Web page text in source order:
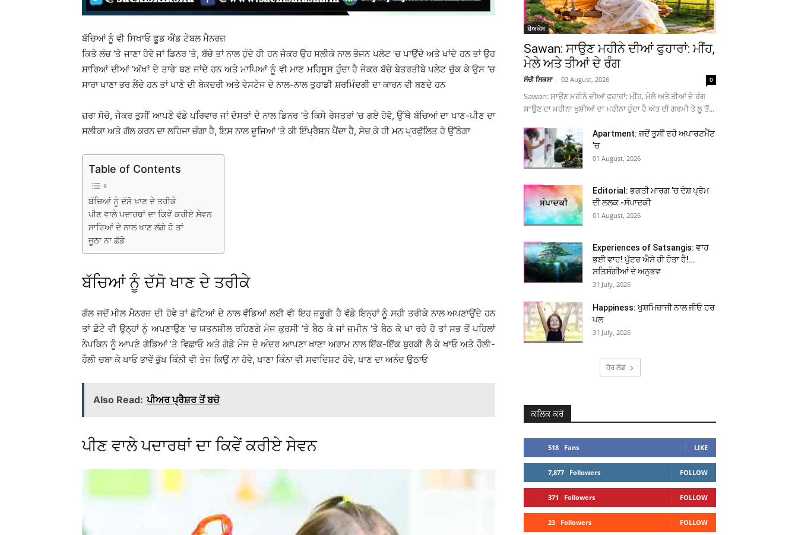
ਬੱਚਿਆਂ ਨੂੰ ਵੀ ਸਿਖਾਓ ਫੂਡ ਐਂਡ ਟੇਬਲ ਮੈਨਰਜ਼
ਕਿਤੇ ਲੰਚ ’ਤੇ ਜਾਣਾ ਹੋਵੇ ਜਾਂ ਡਿਨਰ ’ਤੇ, ਬੱਚੇ ਤਾਂ ਨਾਲ ਹੁੰਦੇ ਹੀ ਹਨ ਜੇਕਰ ਉਹ ਸਲੀਕੇ ਨਾਲ ਭੋਜਨ ਪਲੇਟ ’ਚ ਪਾਉਂਦੇ ਅਤੇ ਖਾਂਦੇ ਹਨ ਤਾਂ ਉਹ
ਸਾਰਿਆਂ ਦੀਆਂ ‘ਅੱਖਾਂ ਦੇ ਤਾਰੇ’ ਬਣ ਜਾਂਦੇ ਹਨ ਅਤੇ ਮਾਪਿਆਂ ਨੂੰ ਵੀ ਮਾਣ ਮਹਿਸੂਸ ਹੁੰਦਾ ਹੈ ਜੇਕਰ ਬੱਚੇ ਬੇਤਰਤੀਬੇ ਪਲੇਟ ਚੁੱਕ ਕੇ ਉਸ ’ਚ
ਸਾਰਾ ਖਾਣਾ ਭਰ ਲੈਂਦੇ ਹਨ ਤਾਂ ਖਾਣੇ ਦੀ ਬੇਕਦਰੀ ਅਤੇ ਵੇਸਟੇਜ ਦੇ ਨਾਲ-ਨਾਲ ਤੁਹਾਡੀ ਸ਼ਰਮਿੰਦਗੀ ਦਾ ਕਾਰਨ ਵੀ ਬਣਦੇ ਹਨ
ਜ਼ਰਾ ਸੋਚੋ, ਜੇਕਰ ਤੁਸੀਂ ਆਪਣੇ ਵੱਡੇ ਪਰਿਵਾਰ ਜਾਂ ਦੋਸਤਾਂ ਦੇ ਨਾਲ ਡਿਨਰ ’ਤੇ ਕਿਸੇ ਰੇਸਤਰਾਂ ’ਚ ਗਏ ਹੋਵੋ, ਉੱਥੇ ਬੱਚਿਆਂ ਦਾ ਖਾਣ-ਪੀਣ ਦਾ
ਸਲੀਕਾ ਅਤੇ ਗੱਲ ਕਰਨ ਦਾ ਲਹਿਜਾ ਚੰਗਾ ਹੈ, ਇਸ ਨਾਲ ਦੂਜਿਆਂ ’ਤੇ ਕੀ ਇੰਪ੍ਰੈਸ਼ਨ ਪੈਂਦਾ ਹੈ, ਸੋਚ ਕੇ ਹੀ ਮਨ ਪ੍ਰਫੁੱਲਿਤ ਹੋ ਉੱਠੇਗਾ
Table of Contents
ਬੱਚਿਆਂ ਨੂੰ ਦੱਸੋ ਖਾਣ ਦੇ ਤਰੀਕੇ
ਪੀਣ ਵਾਲੇ ਪਦਾਰਥਾਂ ਦਾ ਕਿਵੇਂ ਕਰੀਏ ਸੇਵਨ
ਸਾਰਿਆਂ ਦੇ ਨਾਲ ਖਾਣ ਲੱਗੇ ਹੋ ਤਾਂ
ਜੂਠਾ ਨਾ ਛੱਡੋ
ਬੱਚਿਆਂ ਨੂੰ ਦੱਸੋ ਖਾਣ ਦੇ ਤਰੀਕੇ
ਗੱਲ ਜਦੋਂ ਮੀਲ ਮੈਨਰਜ਼ ਦੀ ਹੋਵੇ ਤਾਂ ਛੋਟਿਆਂ ਦੇ ਨਾਲ ਵੱਡਿਆਂ ਲਈ ਵੀ ਇਹ ਜ਼ਰੂਰੀ ਹੈ ਵੱਡੇ ਇਨ੍ਹਾਂ ਨੂੰ ਸਹੀ ਤਰੀਕੇ ਨਾਲ ਅਪਣਾਉਂਦੇ ਹਨ
ਤਾਂ ਛੋਟੇ ਵੀ ਉਨ੍ਹਾਂ ਨੂੰ ਅਪਣਾਉਣ ’ਚ ਯਤਨਸ਼ੀਲ ਰਹਿਣਗੇ ਮੇਜ ਕੁਰਸੀ ’ਤੇ ਬੈਠ ਕੇ ਜਾਂ ਜ਼ਮੀਨ ’ਤੇ ਬੈਠ ਕੇ ਖਾ ਰਹੇ ਹੋ ਤਾਂ ਸਭ ਤੋਂ ਪਹਿਲਾਂ
ਨੇਪਕਿਨ ਨੂੰ ਆਪਣੇ ਗੋਡਿਆਂ ’ਤੇ ਵਿਛਾਓ ਅਤੇ ਗੋਡੇ ਮੇਜ ਦੇ ਅੰਦਰ ਆਪਣਾ ਖਾਣਾ ਅਰਾਮ ਨਾਲ ਇੱਕ-ਇੱਕ ਬੁਰਕੀ ਲੈ ਕੇ ਖਾਓ ਅਤੇ ਹੌਲੀ-
ਹੌਲੀ ਚਬਾ ਕੇ ਖਾਓ ਭਾਵੇਂ ਭੁੱਖ ਕਿੰਨੀ ਵੀ ਤੇਜ ਕਿਉਂ ਨਾ ਹੋਵੇ, ਖਾਣਾ ਕਿੰਨਾ ਵੀ ਸਵਾਦਿਸ਼ਟ ਹੋਵੇ, ਖਾਣ ਦਾ ਅਨੰਦ ਉਠਾਓ
Also Read: ਪੀਅਰ ਪ੍ਰੈਸ਼ਰ ਤੋਂ ਬਚੋ
ਪੀਣ ਵਾਲੇ ਪਦਾਰਥਾਂ ਦਾ ਕਿਵੇਂ ਕਰੀਏ ਸੇਵਨ
ਸ਼ੋਅਕੇਸ
Sawan: ਸਾਉਣ ਮਹੀਨੇ ਦੀਆਂ ਫੁਹਾਰਾਂ: ਮੀਂਹ,
ਮੇਲੇ ਅਤੇ ਤੀਆਂ ਦੇ ਰੰਗ
ਸੱਚੀ ਸ਼ਿਕਸ਼ਾ - 02 August, 2026 0
Sawan: ਸਾਉਣ ਮਹੀਨੇ ਦੀਆਂ ਫੁਹਾਰਾਂ: ਮੀਂਹ, ਮੇਲੇ ਅਤੇ ਤੀਆਂ ਦੇ ਰੰਗ
ਸਾਉਣ ਦਾ ਮਹੀਨਾ ਖੁਸ਼ੀਆਂ ਦਾ ਮਹੀਨਾ ਹੁੰਦਾ ਹੈ ਅੱਤ ਦੀ ਗਰਮੀ ਤੇ ਲੂ ਤੋਂ...
Apartment: ਜਦੋਂ ਤੁਸੀਂ ਰਹੋ ਅਪਾਰਟਮੈਂਟ
’ਚ
01 August, 2026
Editorial: ਭਗਤੀ ਮਾਰਗ ’ਚ ਦੇਸ਼ ਪ੍ਰੇਮ
ਦੀ ਲਲਕ -ਸੰਪਾਦਕੀ
01 August, 2026
Experiences of Satsangis: ਵਾਹ
ਭਈ ਵਾਹ! ਪੁੱਟਰ ਐਸੇ ਹੀ ਹੋਤਾ ਹੈ!…
ਸਤਿਸੰਗੀਆਂ ਦੇ ਅਨੁਭਵ
31 July, 2026
Happiness: ਖੁਸ਼ਮਿਜ਼ਾਜੀ ਨਾਲ ਜੀਓ ਹਰ
ਪਲ
31 July, 2026
ਹੋਰ ਲੋਡ
ਕਲਿਕ ਕਰੋ
518 Fans LIKE
7,877 Followers FOLLOW
371 Followers FOLLOW
23 Followers FOLLOW